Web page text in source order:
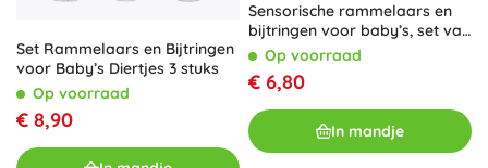
Set Rammelaars en Bijtringen
voor Baby’s Diertjes 3 stuks
Op voorraad
€ 8,90
Sensorische rammelaars en
bijtringen voor baby’s, set van
6 stuks BIBI-INN
Op voorraad
€ 6,80
In mandje